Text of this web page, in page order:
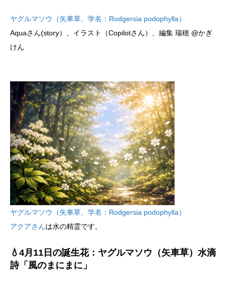
ヤグルマソウ（矢車草、学名：Rodgersia podophylla）
Aquaさん(story）、イラスト（Copilotさん）、編集 瑞穂 @かぎ
けん
ヤグルマソウ（矢車草、学名：Rodgersia podophylla）
アクアさんは水の精霊です。
💧4月11日の誕生花：ヤグルマソウ（矢車草）水滴
詩「風のまにまに」